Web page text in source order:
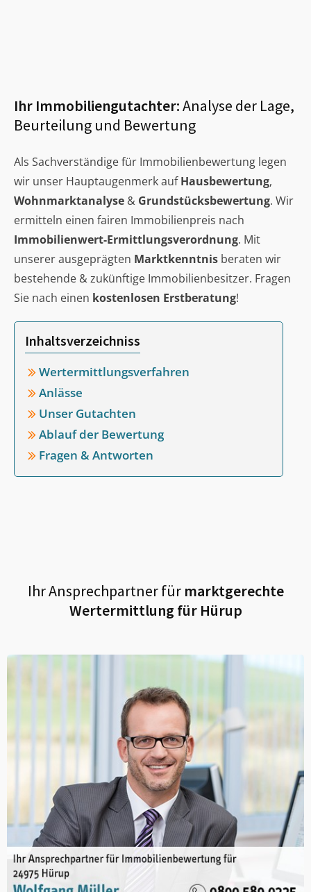
Ihr Immobiliengutachter:Analyse der Lage,
Beurteilung und Bewertung
Als Sachverständige für Immobilienbewertung legen
wir unser Hauptaugenmerk aufHausbewertung,
Wohnmarktanalyse & Grundstücksbewertung. Wir
ermitteln einen fairen Immobilienpreis nach
Immobilienwert-Ermittlungsverordnung. Mit
unserer ausgeprägten Marktkenntnis beraten wir
bestehende & zukünftige Immobilienbesitzer. Fragen
Sie nach einen kostenlosen Erstberatung!
Inhaltsverzeichniss
Wertermittlungsverfahren
Anlässe
Unser Gutachten
Ablauf der Bewertung
Fragen & Antworten
Ihr Ansprechpartner fürmarktgerechte
Wertermittlung für Hürup